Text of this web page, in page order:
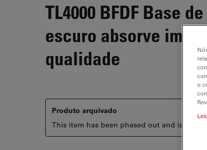
TL4000 BFDF Base
escuro absorve
qualidade
Produto arquivado
This item has been phased out and is no
o